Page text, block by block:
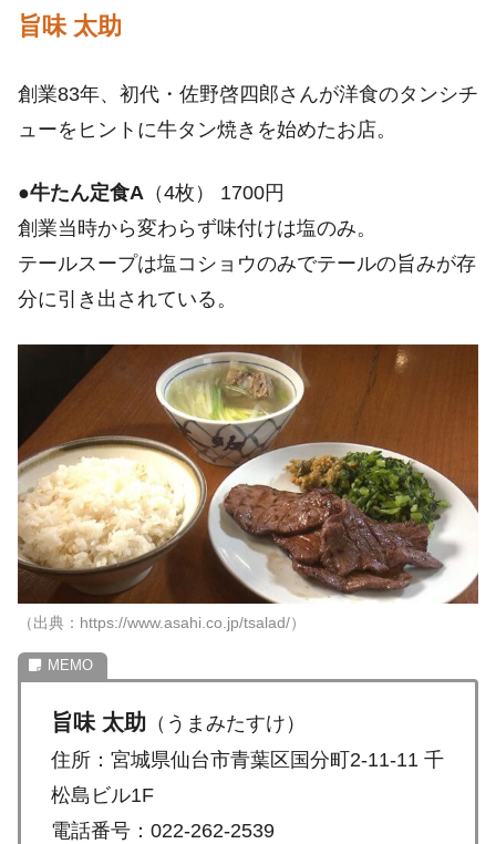
旨味 太助
創業83年、初代・佐野啓四郎さんが洋食のタンシチ
ューをヒントに牛タン焼きを始めたお店。
●牛たん定食A （4枚） 1700円
創業当時から変わらず味付けは塩のみ。
テールスープは塩コショウのみでテールの旨みが存
分に引き出されている。
（出典：https://www.asahi.co.jp/tsalad/）
旨味 太助 （うまみたすけ）
住所：宮城県仙台市青葉区国分町2-11-11 千
松島ビル1F
電話番号：022-262-2539